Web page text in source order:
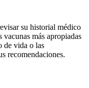
su historial médico
vacunas más apropiadas
de vida o las
recomendaciones.